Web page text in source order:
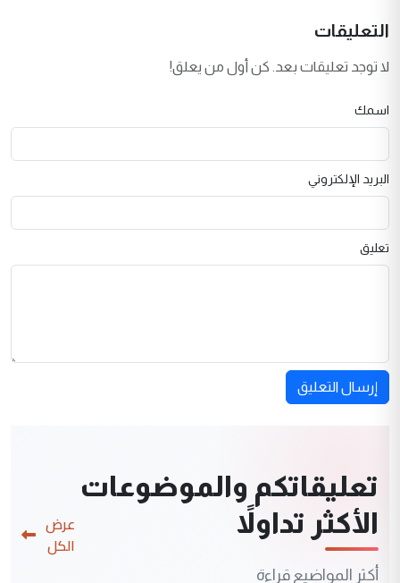
التعليقات
لا توجد تعليقات بعد. كن أول من يعلق!
اسمك
البريد الإلكتروني
تعليق
إرسال التعليق
تعليقاتكم والموضوعات
الأكثر تداولاً
أكثر المواضيع قراءة
عرض
الكل